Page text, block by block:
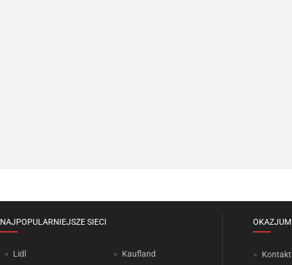
NAJPOPULARNIEJSZE SIECI
Lidl Kaufland Kontakt